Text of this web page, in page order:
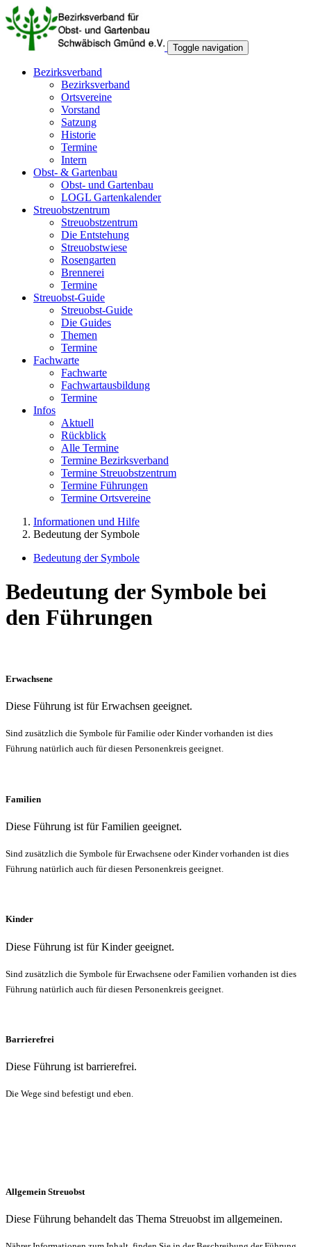
Toggle navigation
Bezirksverband
Bezirksverband
Ortsvereine
Vorstand
Satzung
Historie
Termine
Intern
Obst- & Gartenbau
Obst- und Gartenbau
LOGL Gartenkalender
Streuobstzentrum
Streuobstzentrum
Die Entstehung
Streuobstwiese
Rosengarten
Brennerei
Termine
Streuobst-Guide
Streuobst-Guide
Die Guides
Themen
Termine
Fachwarte
Fachwarte
Fachwartausbildung
Termine
Infos
Aktuell
Rückblick
Alle Termine
Termine Bezirksverband
Termine Streuobstzentrum
Termine Führungen
Termine Ortsvereine
Informationen und Hilfe
Bedeutung der Symbole
Bedeutung der Symbole
Bedeutung der Symbole bei
den Führungen
Erwachsene
Diese Führung ist für Erwachsen geeignet.
Sind zusätzlich die Symbole für Familie oder Kinder vorhanden ist dies
Führung natürlich auch für diesen Personenkreis geeignet.
Familien
Diese Führung ist für Familien geeignet.
Sind zusätzlich die Symbole für Erwachsene oder Kinder vorhanden ist dies
Führung natürlich auch für diesen Personenkreis geeignet.
Kinder
Diese Führung ist für Kinder geeignet.
Sind zusätzlich die Symbole für Erwachsene oder Familien vorhanden ist dies
Führung natürlich auch für diesen Personenkreis geeignet.
Barrierefrei
Diese Führung ist barrierefrei.
Die Wege sind befestigt und eben.
Allgemein Streuobst
Diese Führung behandelt das Thema Streuobst im allgemeinen.